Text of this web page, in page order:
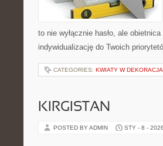
to nie wyłącznie hasło, ale
indywidualizację do Twoich
CATEGORIES: KWIATY W
KIRGISTAN
POSTED BY ADMIN STY - 8 - 2026